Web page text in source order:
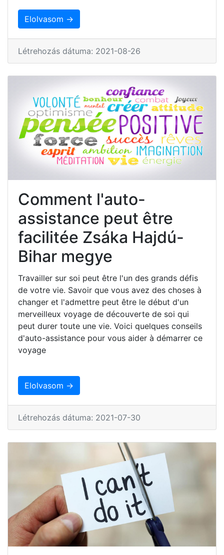
Elolvasom →
Létrehozás dátuma: 2021-08-26
Comment l'auto-
assistance peut être
facilitée Zsáka Hajdú-
Bihar megye
Travailler sur soi peut être l'un des grands défis
de votre vie. Savoir que vous avez des choses à
changer et l'admettre peut être le début d'un
merveilleux voyage de découverte de soi qui
peut durer toute une vie. Voici quelques conseils
d'auto-assistance pour vous aider à démarrer ce
voyage
Elolvasom →
Létrehozás dátuma: 2021-07-30